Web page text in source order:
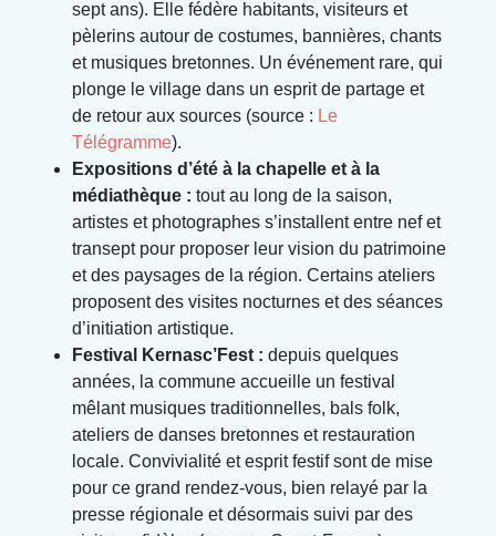
sept ans). Elle fédère habitants, visiteurs et
pèlerins autour de costumes, bannières, chants
et musiques bretonnes. Un événement rare, qui
plonge le village dans un esprit de partage et
de retour aux sources (source : Le
Télégramme).
Expositions d’été à la chapelle et à la
médiathèque : tout au long de la saison,
artistes et photographes s’installent entre nef et
transept pour proposer leur vision du patrimoine
et des paysages de la région. Certains ateliers
proposent des visites nocturnes et des séances
d’initiation artistique.
Festival Kernasc’Fest : depuis quelques
années, la commune accueille un festival
mêlant musiques traditionnelles, bals folk,
ateliers de danses bretonnes et restauration
locale. Convivialité et esprit festif sont de mise
pour ce grand rendez-vous, bien relayé par la
presse régionale et désormais suivi par des